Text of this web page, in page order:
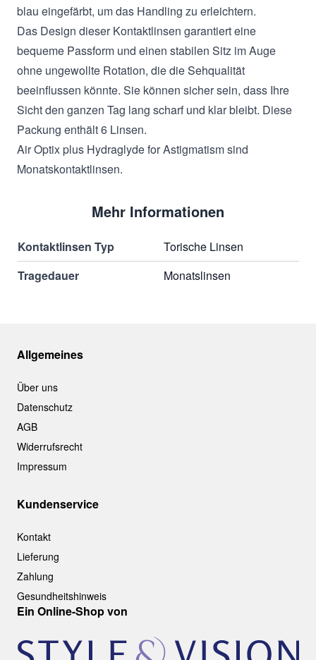
blau eingefärbt, um das Handling zu erleichtern.
Das Design dieser Kontaktlinsen garantiert eine
bequeme Passform und einen stabilen Sitz im Auge
ohne ungewollte Rotation, die die Sehqualität
beeinflussen könnte. Sie können sicher sein, dass Ihre
Sicht den ganzen Tag lang scharf und klar bleibt. Diese
Packung enthält 6 Linsen.
Air Optix plus Hydraglyde for Astigmatism sind
Monatskontaktlin­sen.
Mehr Informationen
Kontaktlinsen Typ
Torische Linsen
Tragedauer
Monatslinsen
Allgemeines
Über uns
Datenschutz
AGB
Widerrufsrecht
Impressum
Kundenservice
Kontakt
Lieferung
Zahlung
Gesundheitshinweis
Ein Online-Shop von